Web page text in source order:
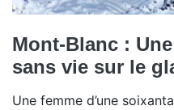
Mont-Blanc :
sans vie sur le
Une femme d’une